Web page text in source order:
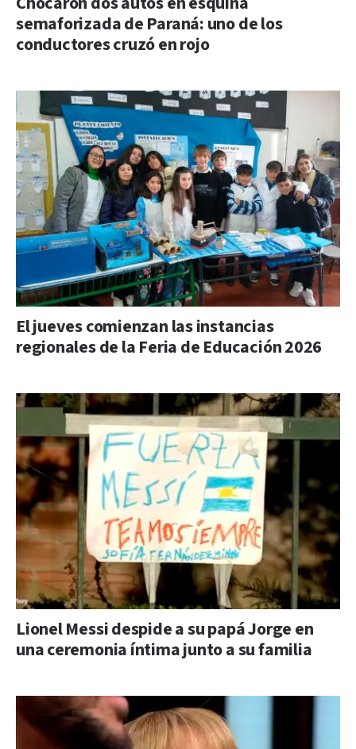
semaforizada de Paraná: uno de los
conductores cruzó en rojo
El jueves comienzan las instancias
regionales de la Feria de Educación 2026
Lionel Messi despide a su papá Jorge en
una ceremonia íntima junto a su familia